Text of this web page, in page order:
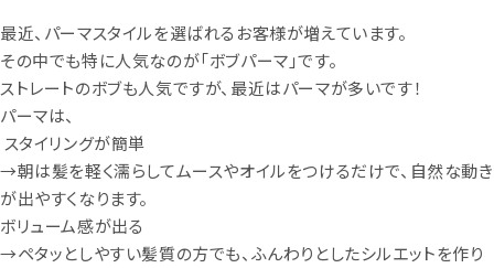
最近、パーマスタイルを選ばれるお客様が増えています。
その中でも特に人気なのが「ボブパーマ」です。
ストレートのボブも人気ですが、最近はパーマが多いです！
パーマは、
スタイリングが簡単
→朝は髪を軽く濡らしてムースやオイルをつけるだけで、自然な動き
が出やすくなります。
ボリューム感が出る
→ペタッとしやすい髪質の方でも、ふんわりとしたシルエットを作り